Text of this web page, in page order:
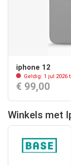
iphone 12
Geldig: 1 jul 2026
€ 99,00
Winkels met